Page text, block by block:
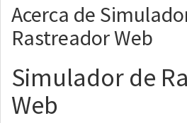
Acerca de
Rastreador Web
Simulador de
Web